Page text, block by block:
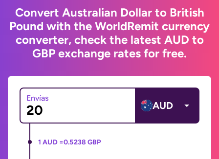
Convert Australian Dollar to British
Pound with the WorldRemit currency
converter, check the latest AUD to
GBP exchange rates for free.
Envías
AUD
1 AUD =0.5238 GBP